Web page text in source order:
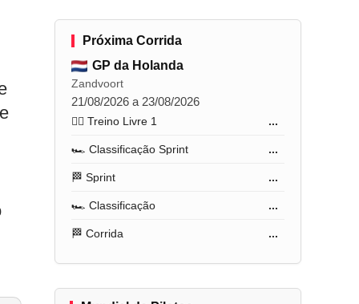
Próxima Corrida
GP da Holanda
Zandvoort
21/08/2026 a 23/08/2026
🏋️‍♂️ Treino Livre 1 ...
🏎️ Classificação Sprint ...
🏁 Sprint ...
🏎️ Classificação ...
🏁 Corrida ...